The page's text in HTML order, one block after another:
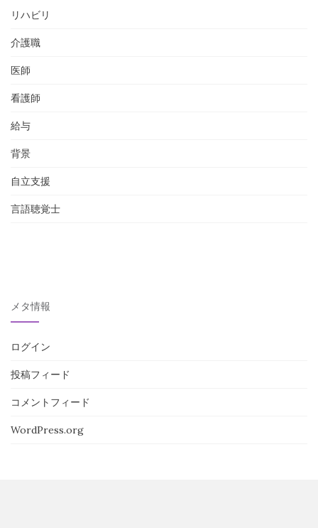
リハビリ
介護職
医師
看護師
給与
背景
自立支援
言語聴覚士
メタ情報
ログイン
投稿フィード
コメントフィード
WordPress.org